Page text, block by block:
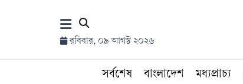
রবিবার, ০৯ আগস্ট ২০২৬
সর্বশেষ বাংলাদেশ মধ্যপ্রাচ্য